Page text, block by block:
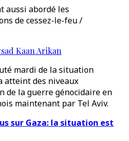
aussi abordé les
de cessez-le-feu /
Kaan Arikan
mardi de la situation
atteint des niveaux
de la guerre génocidaire en
maintenant par Tel Aviv.
sur Gaza: la situation est